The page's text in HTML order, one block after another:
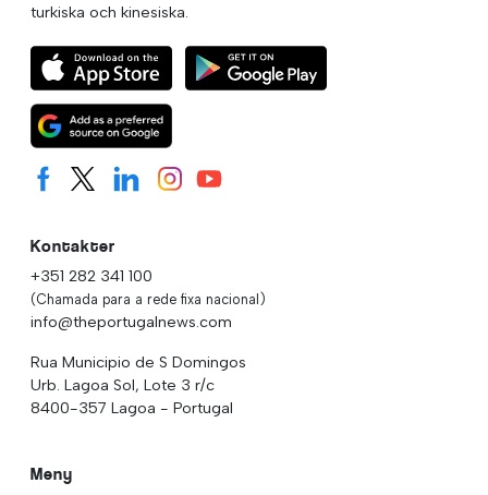
turkiska och kinesiska.
Kontakter
+351 282 341 100
(Chamada para a rede fixa nacional)
info@theportugalnews.com
Rua Municipio de S Domingos
Urb. Lagoa Sol, Lote 3 r/c
8400-357 Lagoa - Portugal
Meny